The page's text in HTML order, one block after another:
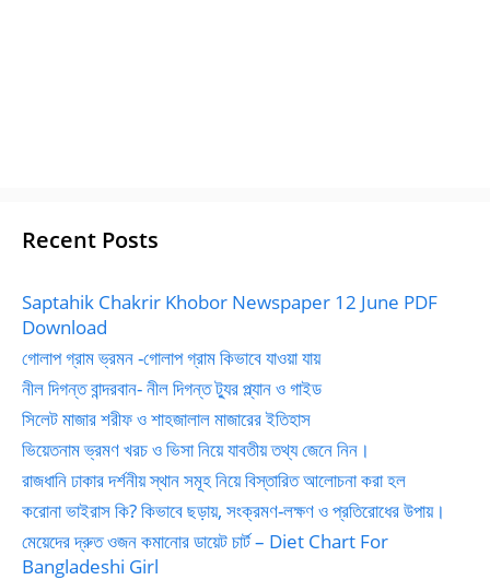
Recent Posts
Saptahik Chakrir Khobor Newspaper 12 June PDF
Download
গোলাপ গ্রাম ভ্রমন -গোলাপ গ্রাম কিভাবে যাওয়া যায়
নীল দিগন্ত বান্দরবান- নীল দিগন্ত ট্যুর প্ল্যান ও গাইড
সিলেট মাজার শরীফ ও শাহজালাল মাজারের ইতিহাস
ভিয়েতনাম ভ্রমণ খরচ ও ভিসা নিয়ে যাবতীয় তথ্য জেনে নিন।
রাজধানি ঢাকার দর্শনীয় স্থান সমূহ নিয়ে বিস্তারিত আলোচনা করা হল
করোনা ভাইরাস কি? কিভাবে ছড়ায়, সংক্রমণ-লক্ষণ ও প্রতিরোধের উপায়।
মেয়েদের দ্রুত ওজন কমানোর ডায়েট চার্ট – Diet Chart For
Bangladeshi Girl